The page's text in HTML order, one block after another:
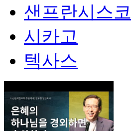
샌프란시스코
시카고
텍사스